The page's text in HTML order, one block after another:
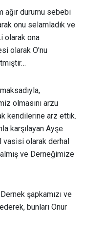
ağır durumu sebebi
onu selamladık ve
olarak ona
olarak O'nu
olmasını arzu
kendilerine arz ettik.
karşılayan Ayşe
vasisi olarak derhal
ve Derneğimize
şapkamızı ve
bunları Onur